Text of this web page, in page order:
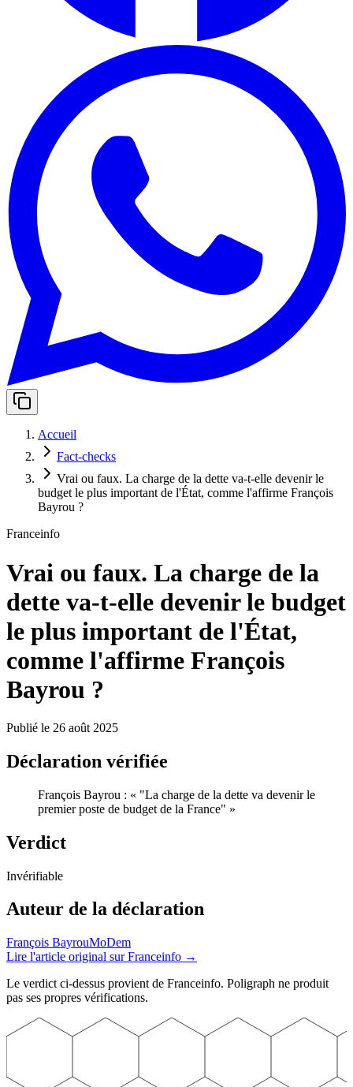
Accueil
Fact-checks
Vrai ou faux. La charge de la dette va-t-elle devenir le
budget le plus important de l'État, comme l'affirme François
Bayrou ?
Franceinfo
Vrai ou faux. La charge de la
dette va-t-elle devenir le budget
le plus important de l'État,
comme l'affirme François
Bayrou ?
Publié le 26 août 2025
Déclaration vérifiée
François Bayrou : « "La charge de la dette va devenir le
premier poste de budget de la France" »
Verdict
Invérifiable
Auteur de la déclaration
François BayrouMoDem
Lire l'article original surFranceinfo →
Le verdict ci-dessus provient de Franceinfo. Poligraph ne produit
pas ses propres vérifications.